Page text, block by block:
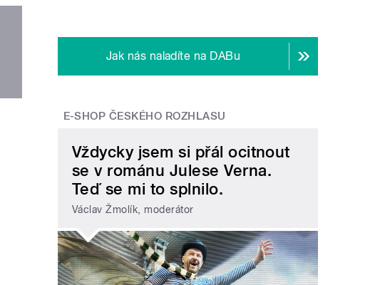
Jak nás naladíte na DABu
E-SHOP ČESKÉHO ROZHLASU
Vždycky jsem si přál ocitnout
se v románu Julese Verna.
Teď se mi to splnilo.
Václav Žmolík, moderátor